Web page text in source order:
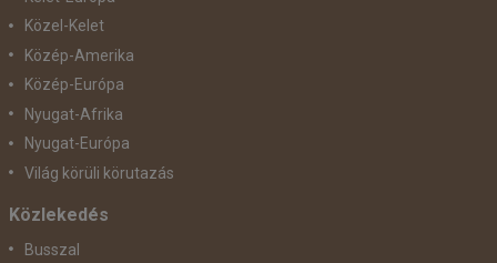
Közel-Kelet
Közép-Amerika
Közép-Európa
Nyugat-Afrika
Nyugat-Európa
Világ körüli körutazás
Közlekedés
Busszal